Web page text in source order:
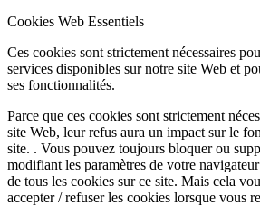
Cookies Web Essentiels
Ces cookies sont strictement nécessaires
services disponibles sur notre site Web et
ses fonctionnalités.
Parce que ces cookies sont strictement
site Web, leur refus aura un impact sur le
site. . Vous pouvez toujours bloquer ou
modifiant les paramètres de votre
de tous les cookies sur ce site. Mais cela
accepter / refuser les cookies lorsque vous